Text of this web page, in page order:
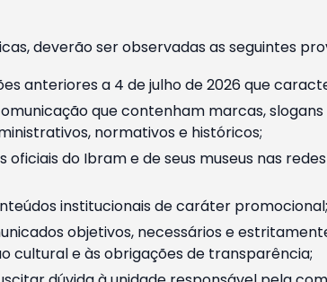
deverão ser observadas as seguintes
anteriores a 4 de julho de 2026 que
que contenham marcas,
normativos e históricos;
do Ibram e de seus museus nas
institucionais de caráter promocional;
objetivos, necessários e
cultural e às obrigações de transparência;